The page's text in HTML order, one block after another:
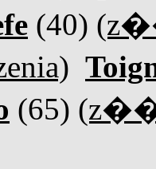
(40)
(65) (z��